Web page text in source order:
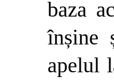
baza
înșine
apelul